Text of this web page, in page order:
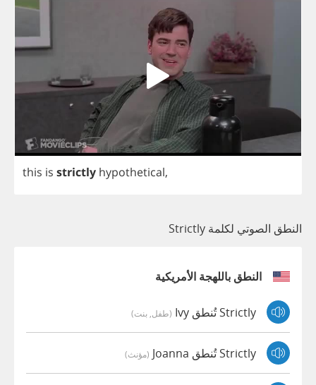
this is strictly hypothetical,
النطق الصوتي لكلمة Strictly
النطق باللهجة الأمريكية
Strictly تُنطق Ivy (طفل, بنت)
Strictly تُنطق Joanna (مؤنث)